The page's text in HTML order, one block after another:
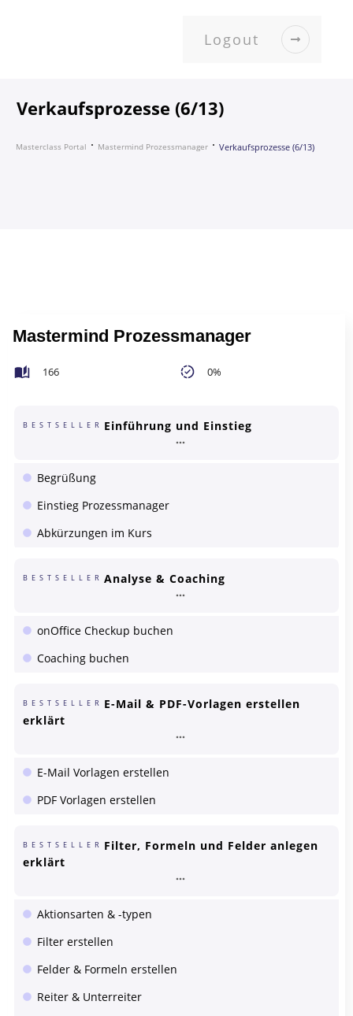
Logout
Verkaufsprozesse (6/13)
Masterclass Portal Mastermind Prozessmanager Verkaufsprozesse (6/13)
Mastermind Prozessmanager
166 0%
BESTSELLER Einführung und Einstieg
Begrüßung
Einstieg Prozessmanager
Abkürzungen im Kurs
BESTSELLER Analyse & Coaching
onOffice Checkup buchen
Coaching buchen
BESTSELLER E-Mail & PDF-Vorlagen erstellen
erklärt
E-Mail Vorlagen erstellen
PDF Vorlagen erstellen
BESTSELLER Filter, Formeln und Felder anlegen
erklärt
Aktionsarten & -typen
Filter erstellen
Felder & Formeln erstellen
Reiter & Unterreiter